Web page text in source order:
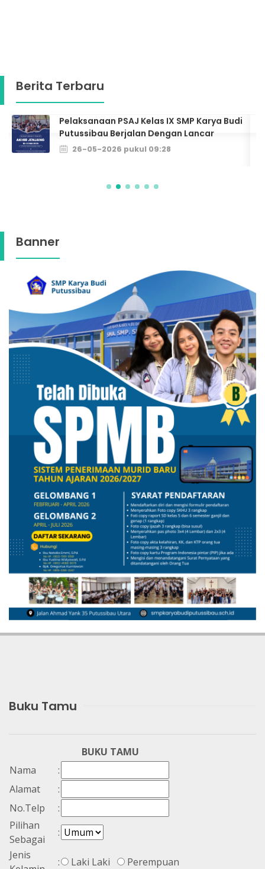
Berita Terbaru
Pelaksanaan PSAJ Kelas IX SMP Karya Budi
Putussibau Berjalan Dengan Lancar
26-05-2026 pukul 09:28
Banner
Buku Tamu
BUKU TAMU
Nama
:
Alamat
:
No.Telp
:
Pilihan
Sebagai
:
Jenis
: Laki Laki Perempuan